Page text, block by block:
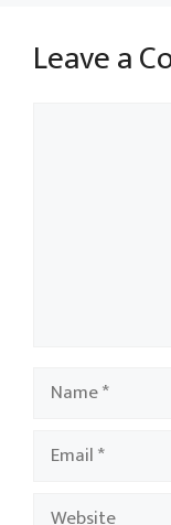
Leave a
Name
Email
Website